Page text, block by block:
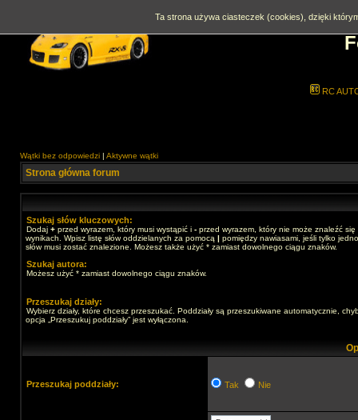
RC
Wątki bez odpowiedzi | Aktywne wątki
Strona główna forum
Szukaj słów kluczowych:
Dodaj + przed wyrazem, który musi wystąpić i - przed wyrazem, który nie może znaleźć się
wynikach. Wpisz listę słów oddzielanych za pomocą | pomiędzy nawiasami, jeśli tylko
słów musi zostać znalezione. Możesz także użyć * zamiast dowolnego ciągu znaków.
Szukaj autora:
Możesz użyć * zamiast dowolnego ciągu znaków.
Przeszukaj działy:
Wybierz działy, które chcesz przeszukać. Poddziały są przeszukiwane automatycznie,
opcja „Przeszukuj poddziały” jest wyłączona.
Przeszukaj poddziały: Tak Nie
Ta strona używa ciasteczek (cookies), dzięki